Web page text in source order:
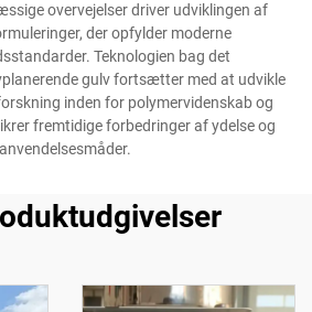
overvejelser driver udviklingen af
der opfylder moderne
Teknologien bag det
gulv fortsætter med at udvikle
inden for polymervidenskab og
fremtidige forbedringer af ydelse og
anvendelsesmåder.